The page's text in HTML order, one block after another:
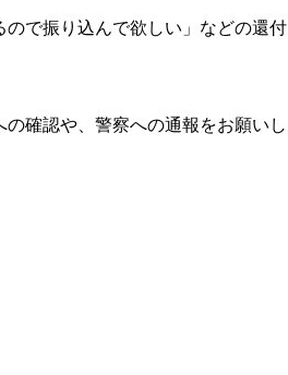
で振り込んで欲しい」などの還付
確認や、警察への通報をお願いし